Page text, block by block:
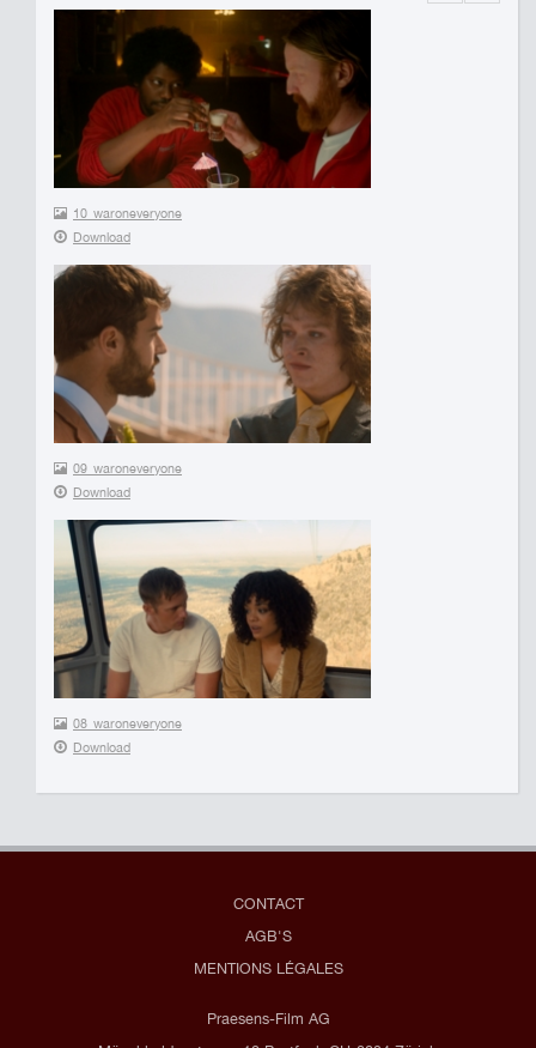
10_waroneveryone
Download
09_waroneveryone
Download
08_waroneveryone
Download
CONTACT
AGB'S
MENTIONS LÉGALES
Praesens-Film AG